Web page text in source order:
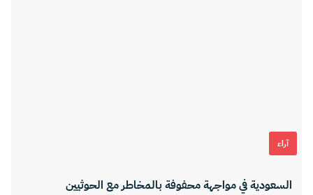
آراء
السعودية في مواجهة محفوفة بالمخاطر مع الحوثيين